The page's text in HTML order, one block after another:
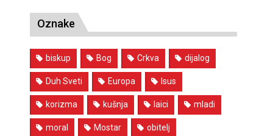
Oznake
biskup Bog Crkva dijalog
Duh Sveti Europa Isus
korizma kušnja laici mladi
moral Mostar obitelj